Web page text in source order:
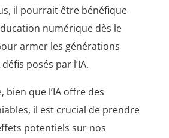
il pourrait être bénéfique
numérique dès le
armer les générations
posés par l’IA.
bien que l’IA offre des
il est crucial de prendre
potentiels sur nos